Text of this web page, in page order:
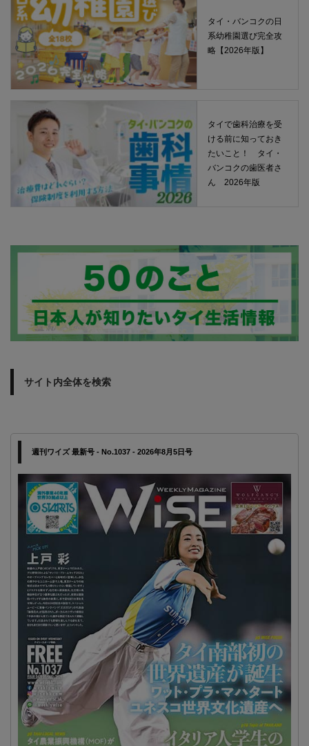
タイ・バンコクの日
系幼稚園選び完全攻
略【2026年版】
タイで歯科治療を受
ける前に知っておき
たいこと！ タイ・
バンコクの歯医者さ
ん 2026年版
サイト内全体を検索
週刊ワイズ 最新号 - No.1037 - 2026年8月5日号